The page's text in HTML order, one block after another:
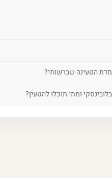
הטעינה שברשותי?
ומתי תוכלו להטעין?